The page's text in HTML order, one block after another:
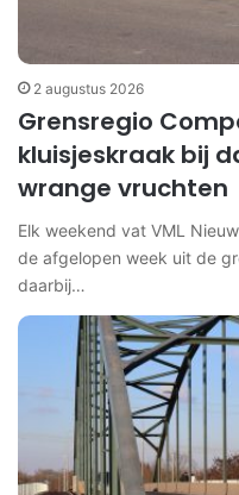
2 augustus 2026
Grensregio
kluisjeskraak bij
wrange vruchten
Elk weekend vat VML
de afgelopen week uit de
daarbij…